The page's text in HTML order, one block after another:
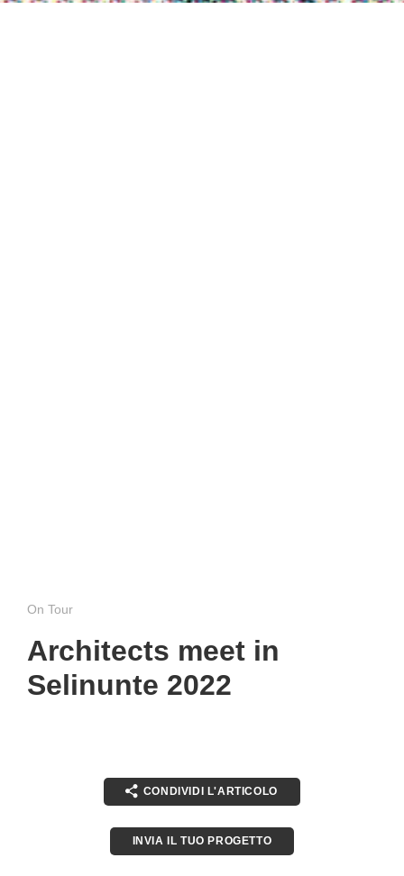
On Tour
Architects meet in
Selinunte 2022
CONDIVIDI L'ARTICOLO
INVIA IL TUO PROGETTO